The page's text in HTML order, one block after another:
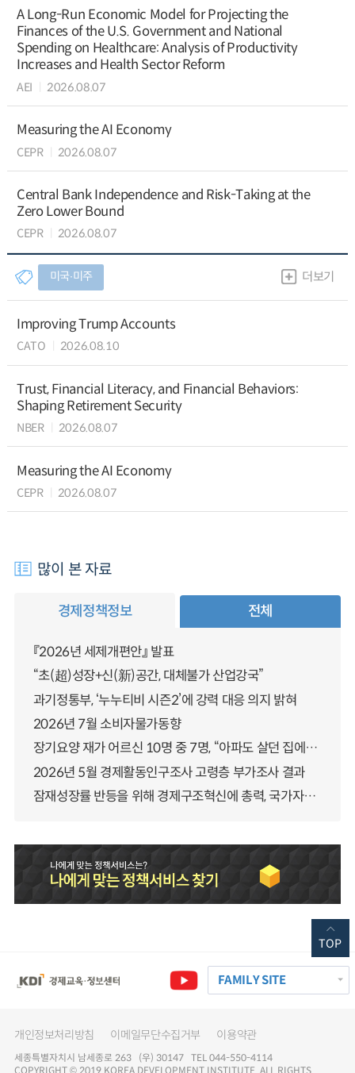
A Long-Run Economic Model for Projecting the
Finances of the U.S. Government and National
Spending on Healthcare: Analysis of Productivity
Increases and Health Sector Reform
AEI 2026.08.07
Measuring the AI Economy
CEPR 2026.08.07
Central Bank Independence and Risk-Taking at the
Zero Lower Bound
CEPR 2026.08.07
미국∙미주 더보기
Improving Trump Accounts
CATO 2026.08.10
Trust, Financial Literacy, and Financial Behaviors:
Shaping Retirement Security
NBER 2026.08.07
Measuring the AI Economy
CEPR 2026.08.07
많이 본 자료
경제정책정보 전체
『2026년 세제개편안』 발표
“초(超)성장+신(新)공간, 대체불가 산업강국”
과기정통부, ‘누누티비 시즌2’에 강력 대응 의지 밝혀
2026년 7월 소비자물가동향
장기요양 재가 어르신 10명 중 7명, “아파도 살던 집에서 살겠다” 「2025년 장기요양실태조사」 결과 발표
2026년 5월 경제활동인구조사 고령층 부가조사 결과
잠재성장률 반등을 위해 경제구조혁신에 총력, 국가자산 관리체계 대전환
FAMILY SITE
개인정보처리방침 이메일무단수집거부 이용약관
세종특별자치시 남세종로 263 (우) 30147 TEL 044-550-4114
COPYRIGHT © 2019 KOREA DEVELOPMENT INSTITUTE. ALL RIGHTS
TOP